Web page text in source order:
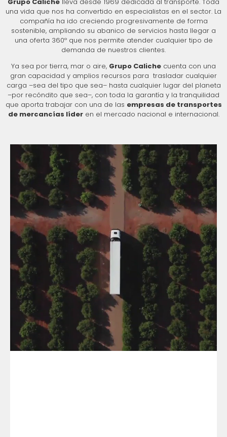
una vida que nos ha convertido en especialistas en el sector. La
compañía ha ido creciendo progresivamente de forma
sostenible, ampliando su abanico de servicios hasta llegar a
una oferta 360º que nos permite atender cualquier tipo de
demanda de nuestros clientes.
Ya sea por tierra, mar o aire, Grupo Caliche cuenta con una
gran capacidad y amplios recursos para trasladar cualquier
carga –sea del tipo que sea– hasta cualquier lugar del planeta
–por recóndito que sea–, con toda la garantía y la tranquilidad
que aporta trabajar con una de las empresas de transportes
de mercancías líderen el mercado nacional e internacional.